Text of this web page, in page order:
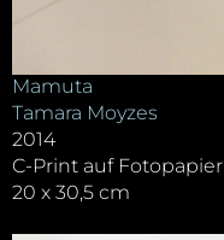
Mamuta
Tamara Moyzes
2014
C-Print auf Fotopapier
20 x 30,5 cm